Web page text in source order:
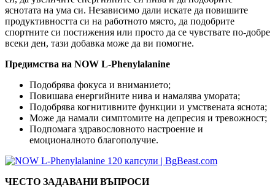
яснотата на ума си. Независимо дали искате да повишите
продуктивността си на работното място, да подобрите
спортните си постижения или просто да се чувствате по-добре
всеки ден, тази добавка може да ви помогне.
Предимства на NOW L-Phenylalanine
Подобрява фокуса и вниманието;
Повишава енергийните нива и намалява умората;
Подобрява когнитивните функции и умствената яснота;
Може да намали симптомите на депресия и тревожност;
Подпомага здравословното настроение и
емоционалното благополучие.
ЧЕСТО ЗАДАВАНИ ВЪПРОСИ